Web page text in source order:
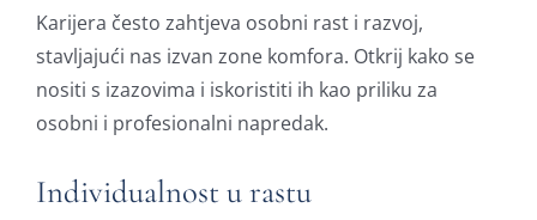
Karijera često zahtjeva osobni rast i razvoj,
stavljajući nas izvan zone komfora. Otkrij kako se
nositi s izazovima i iskoristiti ih kao priliku za
osobni i profesionalni napredak.
Individualnost u rastu